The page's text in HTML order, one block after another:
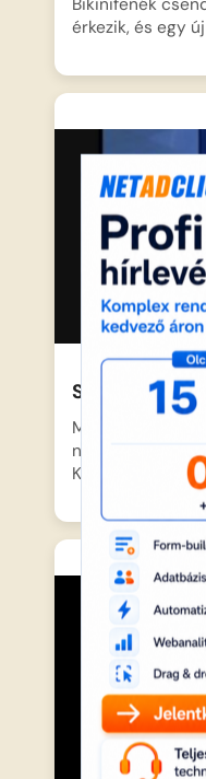
érkezik, és egy
Spongyabob
Mélyen az óceán
nyüzsgő
Kockanadrág